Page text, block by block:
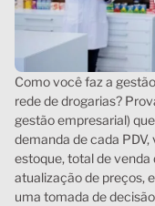
Como você faz a
rede de drogarias?
gestão empresarial)
demanda de cada
estoque, total de
atualização de preços,
uma tomada de